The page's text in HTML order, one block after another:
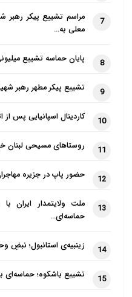
7
مراسم تشییع پیکر رهبر
معلی به…
8 پایان حماسه تشییع
9 تشییع پیکر مطهر رهبر
10 کاردینال اسپانیایی پس از
11 روستاهای مسیحی لبنان
12 حضور پاپ در جزیره
13
ملت ولایتمدار ایران
حماسه‌ای…
14 زینبیه‌ی استانبول؛
15 تشییع باشکوه؛